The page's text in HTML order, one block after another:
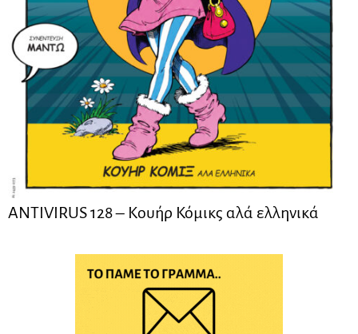
ANTIVIRUS 128 – Kουήρ Κόμικς αλά ελληνικά